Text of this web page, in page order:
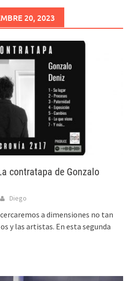
20, 2023
contratapa de Gonzalo
Diego
a dimensiones no tan
y las artistas. En esta segunda